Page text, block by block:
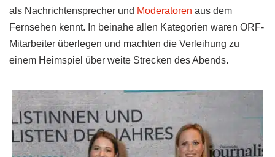
als Nachrichtensprecher und Moderatoren aus dem
Fernsehen kennt. In beinahe allen Kategorien waren ORF-
Mitarbeiter überlegen und machten die Verleihung zu
einem Heimspiel über weite Strecken des Abends.